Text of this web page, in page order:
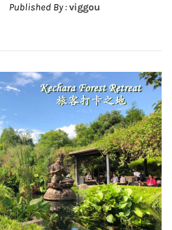
Published By :viggou